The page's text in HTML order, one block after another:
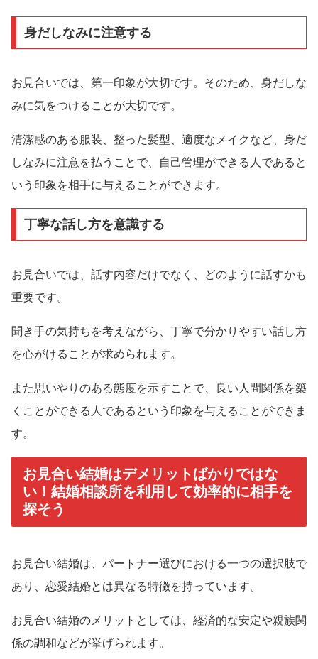
身だしなみに注意する
お見合いでは、第一印象が大切です。そのため、身だしな
みに気をつけることが大切です。
清潔感のある服装、整った髪型、適度なメイクなど、身だ
しなみに注意を払うことで、自己管理ができる人であると
いう印象を相手に与えることができます。
丁寧な話し方を意識する
お見合いでは、話す内容だけでなく、どのように話すかも
重要です。
聞き手の気持ちを考えながら、丁寧で分かりやすい話し方
を心がけることが求められます。
また思いやりのある態度を示すことで、良い人間関係を築
くことができる人であるという印象を与えることができま
す。
お見合い結婚はデメリットばかりではな
い！結婚相談所を利用して効率的に相手を
探そう
お見合い結婚は、パートナー選びにおける一つの選択肢で
あり、恋愛結婚とは異なる特徴を持っています。
お見合い結婚のメリットとしては、経済的な安定や親族関
係の調和などが挙げられます。